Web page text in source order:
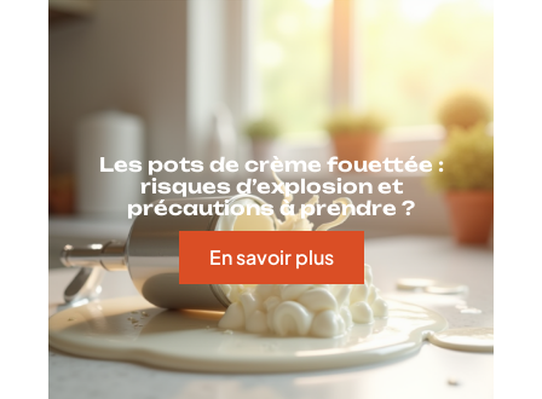
Les pots de crème fouettée :
risques d’explosion et
précautions à prendre ?
En savoir plus